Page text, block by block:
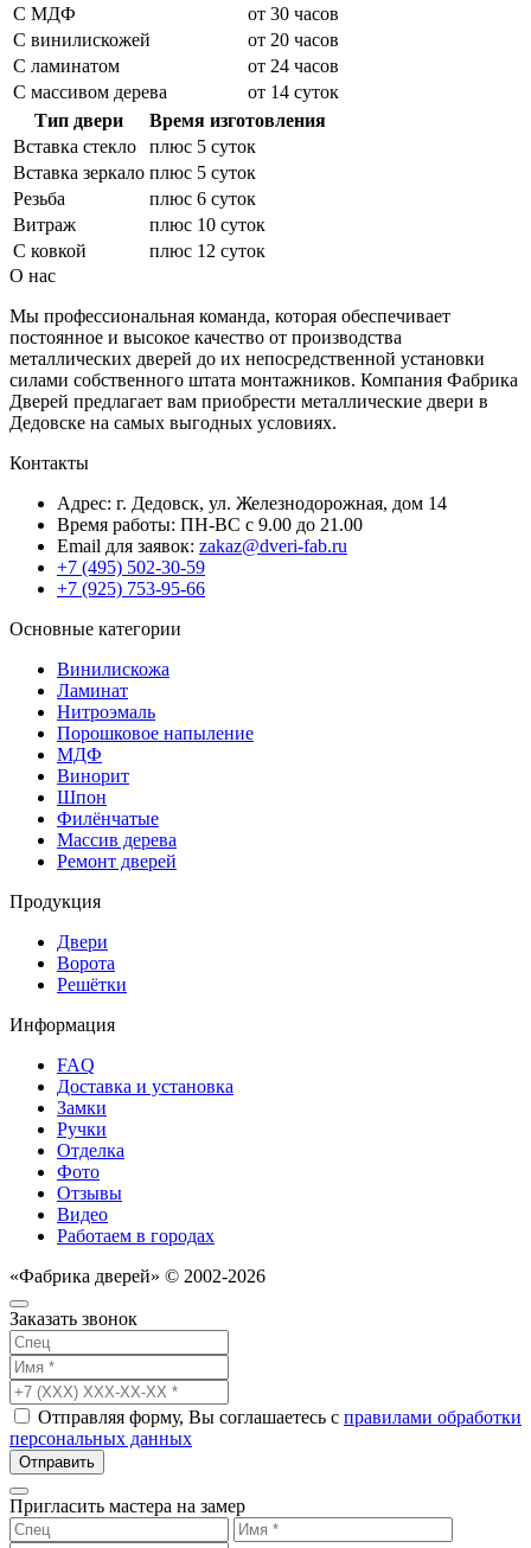
С МДФ
от 30 часов
С винилискожей
от 20 часов
С ламинатом
от 24 часов
С массивом дерева
от 14 суток
Тип двери
Время изготовления
Вставка стекло
плюс 5 суток
Вставка зеркало плюс 5 суток
Резьба
плюс 6 суток
Витраж
плюс 10 суток
С ковкой
плюс 12 суток
О нас
Мы профессиональная команда, которая обеспечивает
постоянное и высокое качество от производства
металлических дверей до их непосредственной установки
силами собственного штата монтажников. Компания Фабрика
Дверей предлагает вам приобрести металлические двери в
Дедовске на самых выгодных условиях.
Контакты
Адрес: г. Дедовск, ул. Железнодорожная, дом 14
Время работы: ПН-ВС с 9.00 до 21.00
Email для заявок: zakaz@dveri-fab.ru
+7 (495) 502-30-59
+7 (925) 753-95-66
Основные категории
Винилискожа
Ламинат
Нитроэмаль
Порошковое напыление
МДФ
Винорит
Шпон
Филёнчатые
Массив дерева
Ремонт дверей
Продукция
Двери
Ворота
Решётки
Информация
FAQ
Доставка и установка
Замки
Ручки
Отделка
Фото
Отзывы
Видео
Работаем в городах
«Фабрика дверей» © 2002-2026
Заказать звонок
Отправляя форму, Вы соглашаетесь с правилами обработки
персональных данных
Отправить
Пригласить мастера на замер